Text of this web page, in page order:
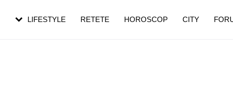
LIFESTYLE RETETE HOROSCOP CITY
pe măsură ce înaintezi în vârstă